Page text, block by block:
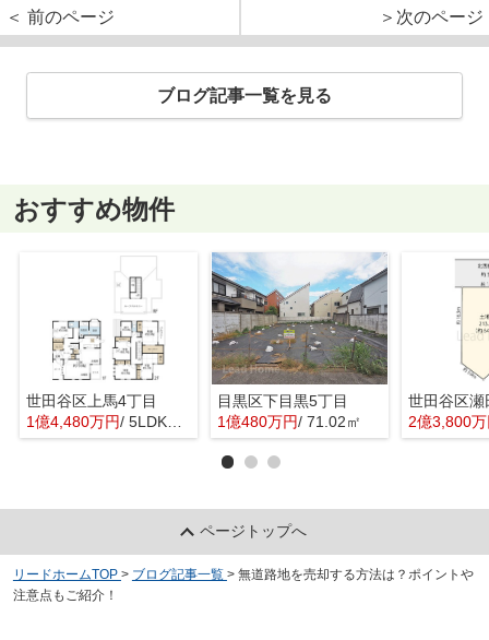
＜ 前のページ
＞次のページ
ブログ記事一覧を見る
おすすめ物件
世田谷区上馬4丁目
1億4,480万円/ 5LDK＋1S(納戸)
目黒区下目黒5丁目
1億480万円/ 71.02㎡
世田谷区瀬
2億3,800
ページトップへ
リードホームTOP > ブログ記事一覧 > 無道路地を売却する方法は？ポイントや
注意点もご紹介！